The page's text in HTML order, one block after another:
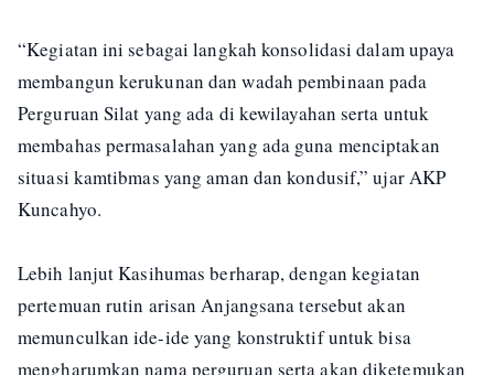
“Kegiatan ini sebagai langkah konsolidasi dalam upaya
membangun kerukunan dan wadah pembinaan pada
Perguruan Silat yang ada di kewilayahan serta untuk
membahas permasalahan yang ada guna menciptakan
situasi kamtibmas yang aman dan kondusif,” ujar AKP
Kuncahyo.
Lebih lanjut Kasihumas berharap, dengan kegiatan
pertemuan rutin arisan Anjangsana tersebut akan
memunculkan ide-ide yang konstruktif untuk bisa
mengharumkan nama perguruan serta akan diketemukan